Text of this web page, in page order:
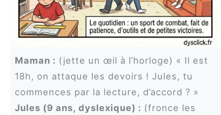
Maman : (jette un œil à l’horloge) « Il est
18h, on attaque les devoirs ! Jules, tu
commences par la lecture, d’accord ? »
Jules (9 ans, dyslexique) : (fronce les